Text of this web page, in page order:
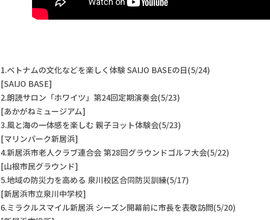
1.ベトナムの文化などを楽しく体験 SAIJO BASEの日(5/24)
[SAIJO BASE]
2.朗読サロン「ホワイツ」第24回定期演奏会(5/23)
[あかがねミュージアム]
3.風と海の一体感を楽しむ 親子ヨット体験会(5/23)
[マリンパーク新居浜]
4.新居浜市老人クラブ連合会 第28回グラウンドゴルフ大会(5/22)
[山根市民グラウンド]
5.地域の防災力を高める 泉川校区合同防災訓練(5/17)
[新居浜市立泉川中学校]
6.ミラクルスマイル新居浜 シーズン開幕前に市長を表敬訪問(5/20)